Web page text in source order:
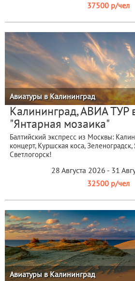
37500 р/чел
Авиатуры в Калининград
Калининград, АВИА ТУР
"Янтарная мозаика"
Балтийский экспресс из Москвы:
концерт, Куршская коса,
Светлогорск!
28 Августа 2026 - 31
32500 р/чел
Авиатуры в Калининград